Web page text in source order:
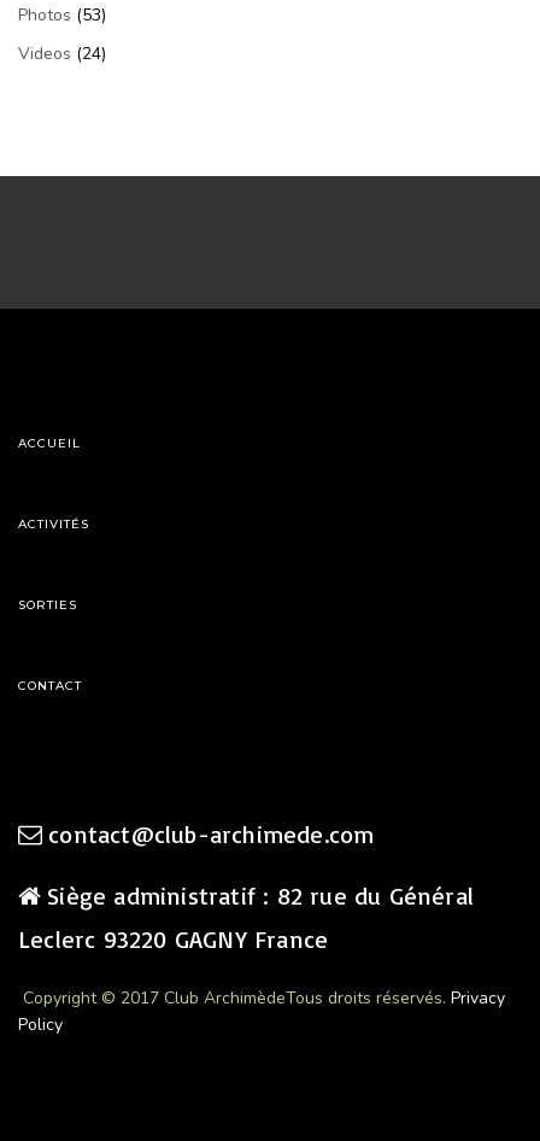
Photos (53)
Videos (24)
ACCUEIL
ACTIVITÉS
SORTIES
CONTACT
contact@club-archimede.com
Siège administratif : 82 rue du Général
Leclerc 93220 GAGNY France
Copyright © 2017 Club ArchimèdeTous droits réservés. Privacy
Policy